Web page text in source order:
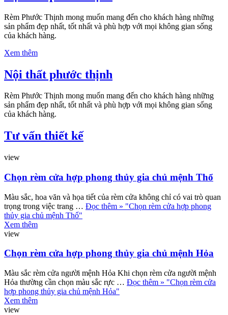
Rèm Phước Thịnh mong muốn mang đến cho khách hàng những
sản phẩm đẹp nhất, tốt nhất và phù hợp với mọi không gian sống
của khách hàng.
Xem thêm
Nội thất phước thịnh
Rèm Phước Thịnh mong muốn mang đến cho khách hàng những
sản phẩm đẹp nhất, tốt nhất và phù hợp với mọi không gian sống
của khách hàng.
Tư vấn thiết kế
view
Chọn rèm cửa hợp phong thủy gia chủ mệnh Thổ
Màu sắc, hoa văn và họa tiết của rèm cửa không chỉ có vai trò quan
trọng trong việc trang … Đọc thêm » "Chọn rèm cửa hợp phong
thủy gia chủ mệnh Thổ"
Xem thêm
view
Chọn rèm cửa hợp phong thủy gia chủ mệnh Hỏa
Màu sắc rèm cửa người mệnh Hỏa Khi chọn rèm cửa người mệnh
Hỏa thường cần chọn màu sắc rực … Đọc thêm » "Chọn rèm cửa
hợp phong thủy gia chủ mệnh Hỏa"
Xem thêm
view